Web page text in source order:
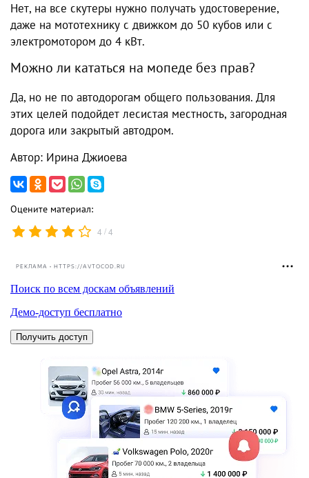
Нет, на все скутеры нужно получать удостоверение,
даже на мототехнику с движком до 50 кубов или с
электромотором до 4 кВт.
Можно ли кататься на мопеде без прав?
Да, но не по автодорогам общего пользования. Для
этих целей подойдет лесистая местность, загородная
дорога или закрытый автодром.
Автор: Ирина Джиоева
Оцените материал:
4 /4
РЕКЛАМА • HTTPS://AVTOCOD.RU